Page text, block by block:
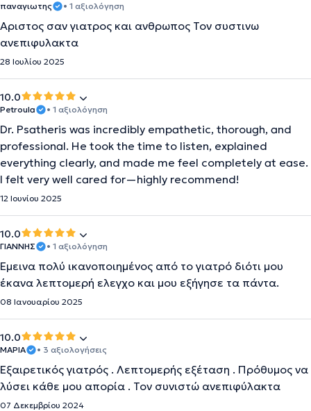
παναγιωτης • 1 αξιολόγηση
Αριστος σαν γιατρος και ανθρωπος Τον συστινω
ανεπιφυλακτα
28 Ιουλίου 2025
10.0
Petroula • 1 αξιολόγηση
Dr. Psatheris was incredibly empathetic, thorough, and
professional. He took the time to listen, explained
everything clearly, and made me feel completely at ease.
I felt very well cared for—highly recommend!
12 Ιουνίου 2025
10.0
ΓΙΑΝΝΗΣ • 1 αξιολόγηση
Έμεινα πολύ ικανοποιημένος από το γιατρό διότι μου
έκανα λεπτομερή ελεγχο και μου εξήγησε τα πάντα.
08 Ιανουαρίου 2025
10.0
ΜΑΡΙΑ • 3 αξιολογήσεις
Εξαιρετικός γιατρός . Λεπτομερής εξέταση . Πρόθυμος να
λύσει κάθε μου απορία . Τον συνιστώ ανεπιφύλακτα
07 Δεκεμβρίου 2024